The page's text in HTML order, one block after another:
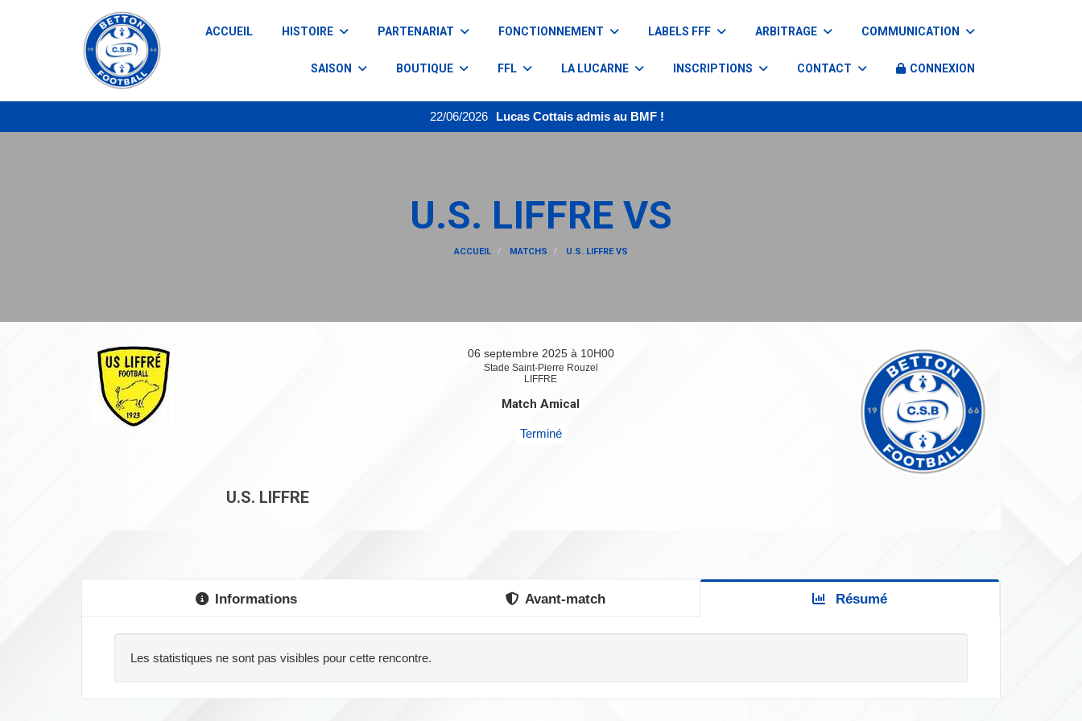
ACCUEIL HISTOIRE PARTENARIAT FONCTIONNEMENT LABELS FFF ARBITRAGE COMMUNICATION
SAISON BOUTIQUE FFL LA LUCARNE INSCRIPTIONS CONTACT CONNEXION
22/06/2026 Lucas Cottais admis au BMF !
U.S. LIFFRE VS
ACCUEIL MATCHS U.S. LIFFRE VS
06 septembre 2025 à 10H00
Stade Saint-Pierre Rouzel
LIFFRE
Match Amical
Terminé
U.S. LIFFRE
Informations Avant-match Résumé
Les statistiques ne sont pas visibles pour cette rencontre.
Panneau de gestion des cookies